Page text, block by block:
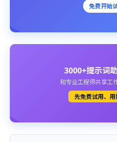
免费开始
3000+提示词
和专业工程师共享工
先免费试用、